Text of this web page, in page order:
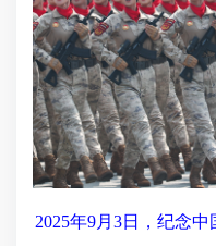
2025年9月3日，纪念